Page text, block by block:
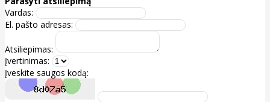
Vardas:
El. pašto adresas:
Atsiliepimas:
Įvertinimas:
Įveskite saugos kodą: